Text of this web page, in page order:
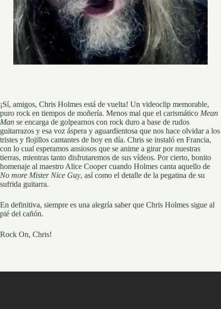
¡Sí, amigos, Chris Holmes está de vuelta! Un videoclip memorable,
puro rock en tiempos de moñería. Menos mal que el carismático Mean
Man se encarga de golpearnos con rock duro a base de rudos
guitarrazos y esa voz áspera y aguardientosa que nos hace olvidar a los
tristes y flojillos cantantes de hoy en día. Chris se instaló en Francia,
con lo cual esperamos ansiosos que se anime a girar por nuestras
tierras, mientras tanto disfrutaremos de sus vídeos. Por cierto, bonito
homenaje al maestro Alice Cooper cuando Holmes canta aquello de
No more Mister Nice Guy, así como el detalle de la pegatina de su
sufrida guitarra.
En definitiva, siempre es una alegría saber que Chris Holmes sigue al
pié del cañón.
Rock On, Chris!